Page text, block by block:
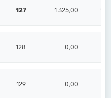
127 1 325,00 11
128 0,00
129 0,00